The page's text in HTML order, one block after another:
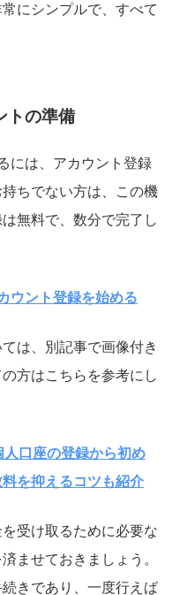
にシンプルで、すべて
トの準備
には、アカウント登録
ちでない方は、この機
無料で、数分で完了し
ウント登録を始める
は、別記事で画像付き
方はこちらを参考にし
人口座の登録から初め
を抑えるコツも紹介
受け取るために必要な
ませておきましょう。
きであり、一度行えば